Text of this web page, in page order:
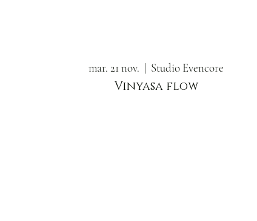
mar. 21 nov.
  |
Studio Evencore
Vinyasa flow